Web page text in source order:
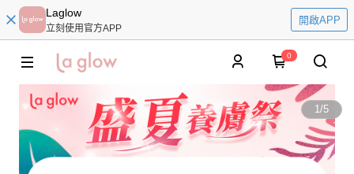
Laglow
立刻使用官方APP
開啟APP
0
1/5